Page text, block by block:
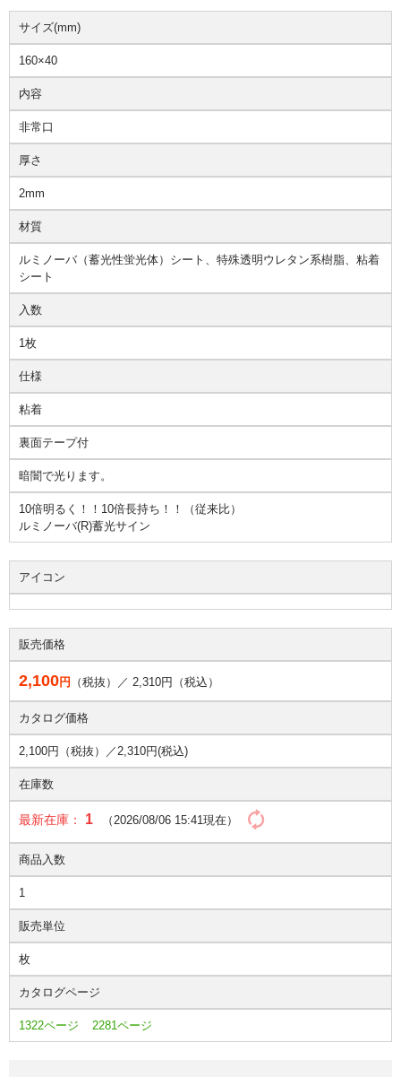
サイズ(mm)
160×40
内容
非常口
厚さ
2mm
材質
ルミノーバ（蓄光性蛍光体）シート、特殊透明ウレタン系樹脂、粘着
シート
入数
1枚
仕様
粘着
裏面テープ付
暗闇で光ります。
10倍明るく！！10倍長持ち！！（従来比）
ルミノーバ(R)蓄光サイン
アイコン
販売価格
2,100円 （税抜）／ 2,310円（税込）
カタログ価格
2,100円（税抜）／2,310円(税込)
在庫数
最新在庫： 1 （2026/08/06 15:41現在）
商品入数
1
販売単位
枚
カタログページ
1322ページ 2281ページ